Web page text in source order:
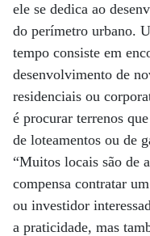
ele se dedica ao
do perímetro urbano.
tempo consiste em
desenvolvimento de
residenciais ou
é procurar terrenos
de loteamentos ou de
“Muitos locais são de
compensa contratar
ou investidor
a praticidade, mas